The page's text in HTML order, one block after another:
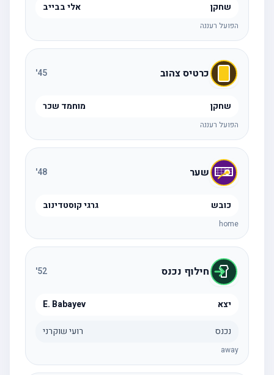
שחקן אלי בבייב
הפועל רעננה
כרטיס צהוב 45
'
שחקן מוחמד שכר
הפועל רעננה
שער 48
'
כובש גרגי קוסטדינוב
home
חילוף נכנס 52
'
יצא E. Babayev
נכנס רועי שוקרני
away